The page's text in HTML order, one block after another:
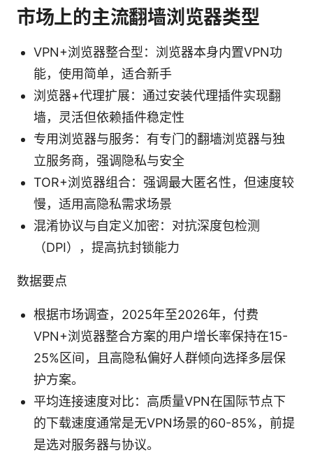
市场上的主流翻墙浏览器类型
VPN+浏览器整合型：浏览器本身内置VPN功
能，使用简单，适合新手
浏览器+代理扩展：通过安装代理插件实现翻
墙，灵活但依赖插件稳定性
专用浏览器与服务：有专门的翻墙浏览器与独
立服务商，强调隐私与安全
TOR+浏览器组合：强调最大匿名性，但速度较
慢，适用高隐私需求场景
混淆协议与自定义加密：对抗深度包检测
（DPI），提高抗封锁能力
数据要点
根据市场调查，2025年至2026年，付费
VPN+浏览器整合方案的用户增长率保持在15-
25%区间，且高隐私偏好人群倾向选择多层保
护方案。
平均连接速度对比：高质量VPN在国际节点下
的下载速度通常是无VPN场景的60-85%，前提
是选对服务器与协议。